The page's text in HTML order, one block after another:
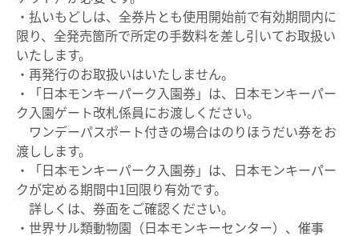
・払いもどしは、全券片とも使用開始前で有効期間内に
限り、全発売箇所で所定の手数料を差し引いてお取扱い
いたします。
・再発行のお取扱いはいたしません。
・「日本モンキーパーク入園券」は、日本モンキーパー
ク入園ゲート改札係員にお渡しください。
ワンデーパスポート付きの場合はのりほうだい券をお
渡しします。
・「日本モンキーパーク入園券」は、日本モンキーパー
クが定める期間中1回限り有効です。
詳しくは、券面をご確認ください。
・世界サル類動物園（日本モンキーセンター）、催事